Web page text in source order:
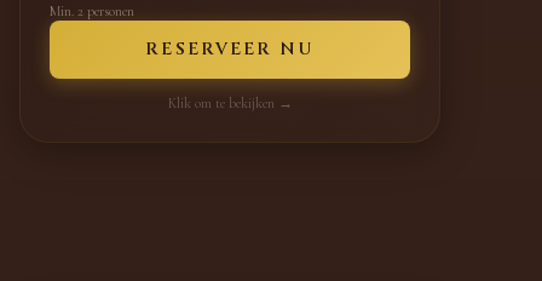
Min. 2 personen
RESERVEER NU
Klik om te bekijken →